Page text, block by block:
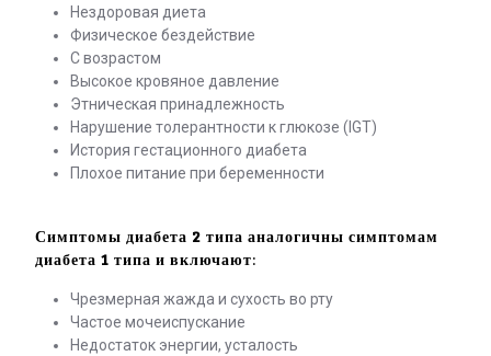
Нездоровая диета
Физическое бездействие
С возрастом
Высокое кровяное давление
Этническая принадлежность
Нарушение толерантности к глюкозе (IGT)
История гестационного диабета
Плохое питание при беременности
Симптомы диабета 2 типа аналогичны симптомам
диабета 1 типа и включают:
Чрезмерная жажда и сухость во рту
Частое мочеиспускание
Недостаток энергии, усталость